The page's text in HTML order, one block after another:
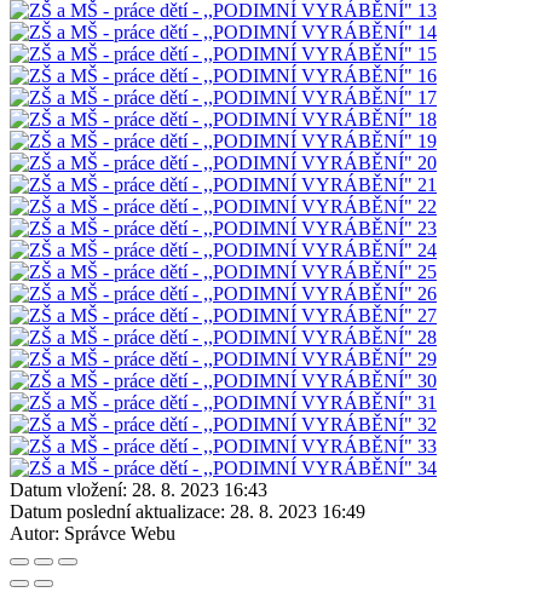
Datum vložení: 28. 8. 2023 16:43
Datum poslední aktualizace: 28. 8. 2023 16:49
Autor: Správce Webu